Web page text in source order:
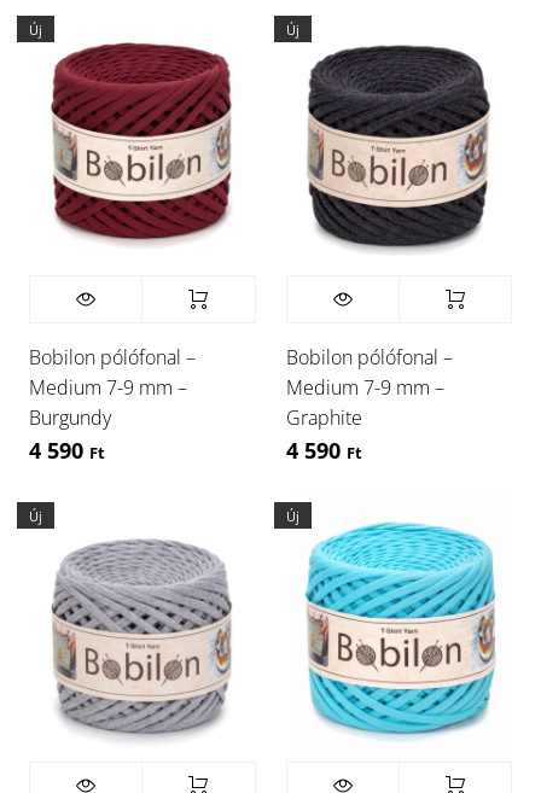
Új
Bobilon pólófonal –
Medium 7-9 mm –
Burgundy
4 590 Ft
Új
Bobilon pólófonal –
Medium 7-9 mm –
Graphite
4 590 Ft
Új Új